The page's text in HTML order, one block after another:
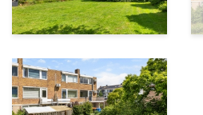
instapklare, energiezuinige
wonen zonder extra
Durantestraat 12B een kans die
modern gerenoveerd
groene locatie, met de